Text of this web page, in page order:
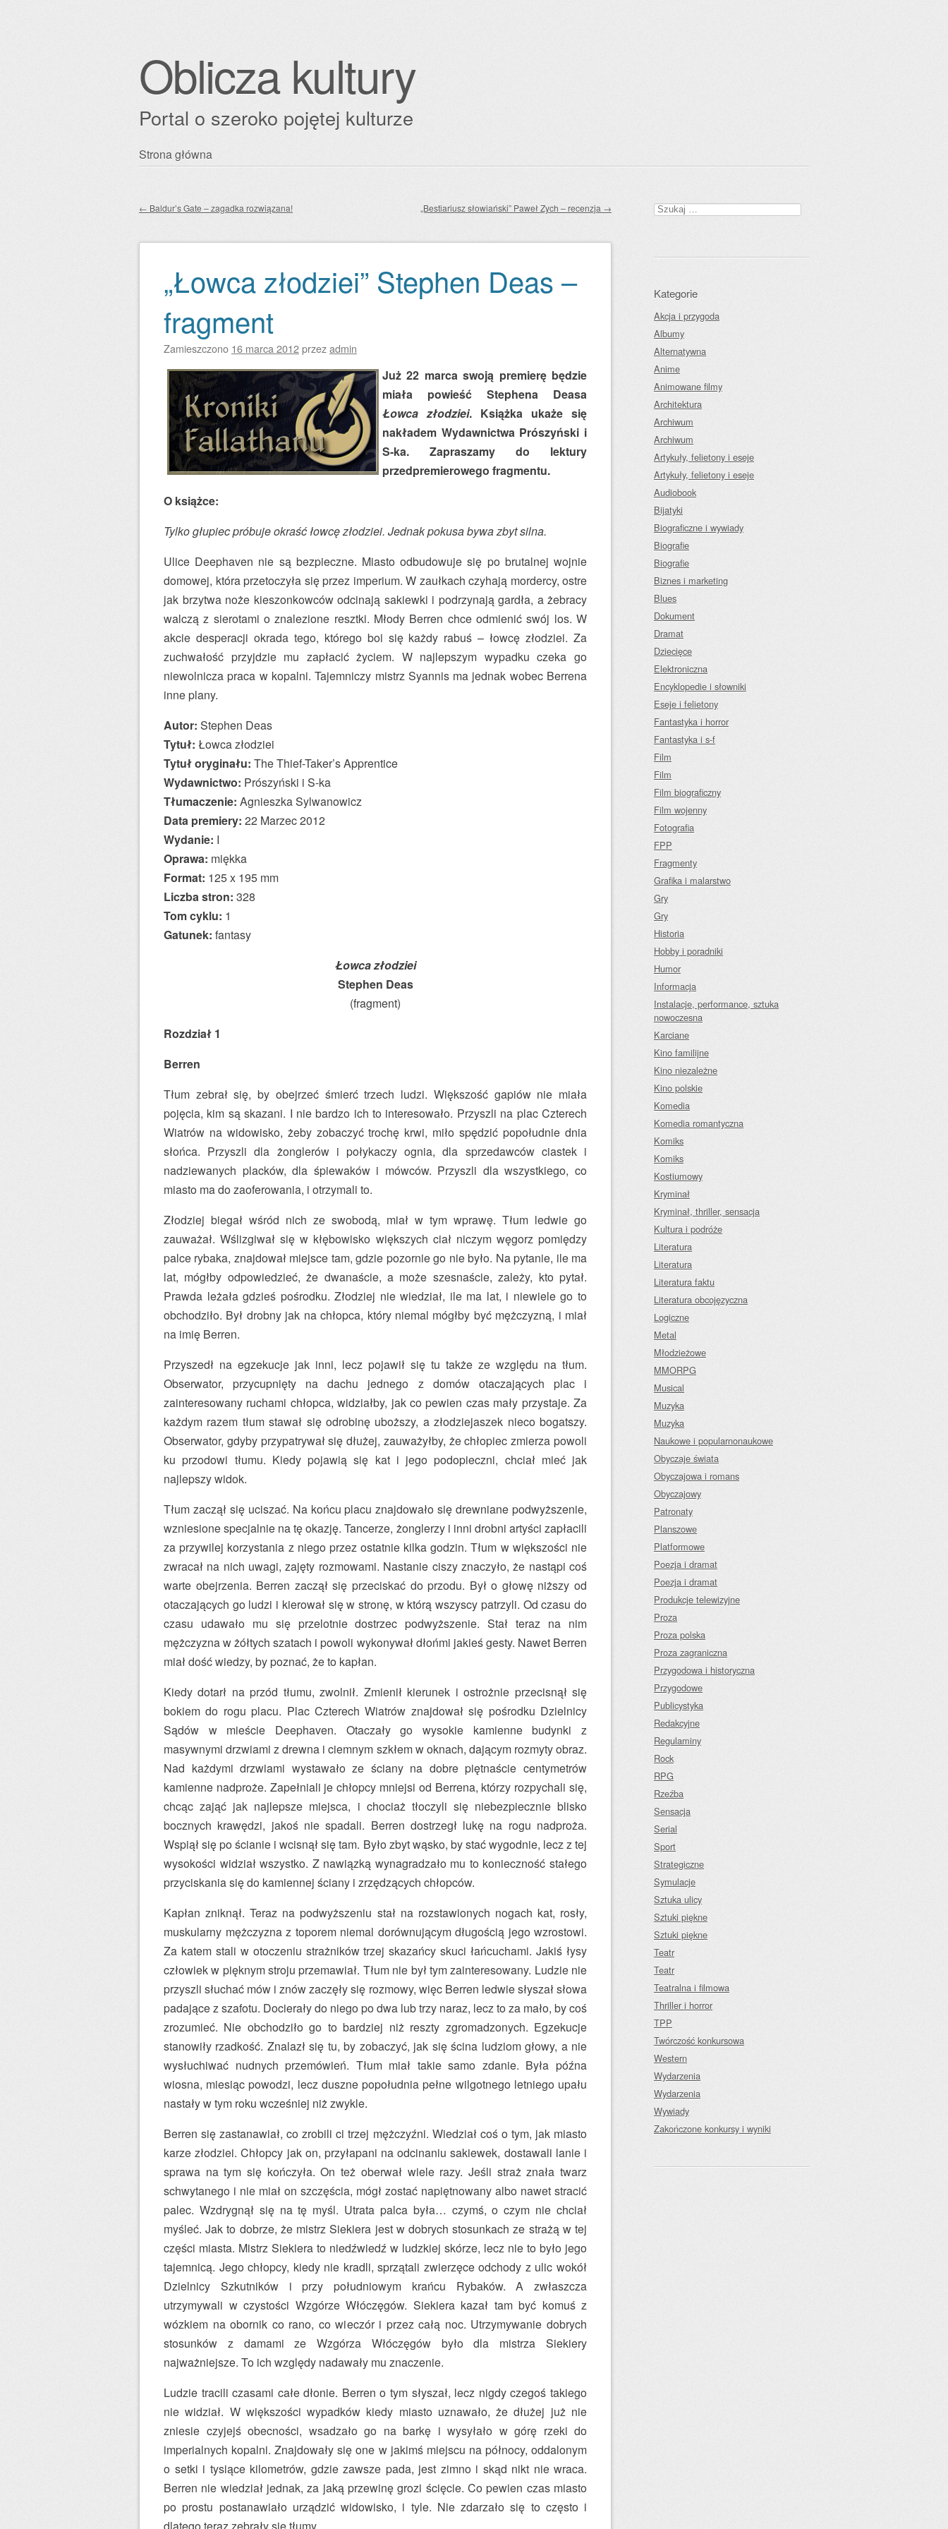
Oblicza kultury
Portal o szeroko pojętej kulturze
Przejdź
Strona główna
Zobacz wpisy
← Baldur’s Gate – zagadka rozwiązana! „Bestiariusz słowiański” Paweł Zych – recenzja →
„Łowca złodziei” Stephen Deas –
fragment
Zamieszczono 16 marca 2012przezadmin
Już 22 marca swoją premierę będzie
miała powieść Stephena Deasa
Łowca złodziei. Książka ukaże się
nakładem Wydawnictwa Prószyński i
S-ka. Zapraszamy do lektury
przedpremierowego fragmentu.
O książce:
Tylko głupiec próbuje okraść łowcę złodziei. Jednak pokusa bywa zbyt silna.
Ulice Deephaven nie są bezpieczne. Miasto odbudowuje się po brutalnej wojnie
domowej, która przetoczyła się przez imperium. W zaułkach czyhają mordercy, ostre
jak brzytwa noże kieszonkowców odcinają sakiewki i podrzynają gardła, a żebracy
walczą z sierotami o znalezione resztki. Młody Berren chce odmienić swój los. W
akcie desperacji okrada tego, którego boi się każdy rabuś – łowcę złodziei. Za
zuchwałość przyjdzie mu zapłacić życiem. W najlepszym wypadku czeka go
niewolnicza praca w kopalni. Tajemniczy mistrz Syannis ma jednak wobec Berrena
inne plany.
Autor: Stephen Deas
Tytuł: Łowca złodziei
Tytuł oryginału: The Thief-Taker’s Apprentice
Wydawnictwo: Prószyński i S-ka
Tłumaczenie: Agnieszka Sylwanowicz
Data premiery: 22 Marzec 2012
Wydanie: I
Oprawa: miękka
Format: 125 x 195 mm
Liczba stron: 328
Tom cyklu: 1
Gatunek: fantasy
Łowca złodziei
Stephen Deas
(fragment)
Rozdział 1
Berren
Tłum zebrał się, by obejrzeć śmierć trzech ludzi. Większość gapiów nie miała
pojęcia, kim są skazani. I nie bardzo ich to interesowało. Przyszli na plac Czterech
Wiatrów na widowisko, żeby zobaczyć trochę krwi, miło spędzić popołudnie dnia
słońca. Przyszli dla żonglerów i połykaczy ognia, dla sprzedawców ciastek i
nadziewanych placków, dla śpiewaków i mówców. Przyszli dla wszystkiego, co
miasto ma do zaoferowania, i otrzymali to.
Złodziej biegał wśród nich ze swobodą, miał w tym wprawę. Tłum ledwie go
zauważał. Wślizgiwał się w kłębowisko większych ciał niczym węgorz pomiędzy
palce rybaka, znajdował miejsce tam, gdzie pozornie go nie było. Na pytanie, ile ma
lat, mógłby odpowiedzieć, że dwanaście, a może szesnaście, zależy, kto pytał.
Prawda leżała gdzieś pośrodku. Złodziej nie wiedział, ile ma lat, i niewiele go to
obchodziło. Był drobny jak na chłopca, który niemal mógłby być mężczyzną, i miał
na imię Berren.
Przyszedł na egzekucje jak inni, lecz pojawił się tu także ze względu na tłum.
Obserwator, przycupnięty na dachu jednego z domów otaczających plac i
zainteresowany ruchami chłopca, widziałby, jak co pewien czas mały przystaje. Za
każdym razem tłum stawał się odrobinę uboższy, a złodziejaszek nieco bogatszy.
Obserwator, gdyby przypatrywał się dłużej, zauważyłby, że chłopiec zmierza powoli
ku przodowi tłumu. Kiedy pojawią się kat i jego podopieczni, chciał mieć jak
najlepszy widok.
Tłum zaczął się uciszać. Na końcu placu znajdowało się drewniane podwyższenie,
wzniesione specjalnie na tę okazję. Tancerze, żonglerzy i inni drobni artyści zapłacili
za przywilej korzystania z niego przez ostatnie kilka godzin. Tłum w większości nie
zwracał na nich uwagi, zajęty rozmowami. Nastanie ciszy znaczyło, że nastąpi coś
warte obejrzenia. Berren zaczął się przecis­kać do przodu. Był o głowę niższy od
otaczających go ludzi i kierował się w stronę, w którą wszyscy patrzyli. Od czasu do
czasu udawało mu się przelotnie dostrzec podwyższenie. Stał teraz na nim
mężczyzna w żółtych szatach i powoli wykonywał dłońmi jakieś gesty. Nawet Berren
miał dość wiedzy, by poznać, że to kapłan.
Kiedy dotarł na przód tłumu, zwolnił. Zmienił kierunek i ostrożnie przecisnął się
bokiem do rogu placu. Plac Czterech Wiatrów znajdował się pośrodku Dzielnicy
Sądów w mieście Deephaven. Otaczały go wysokie kamienne budynki z
masywnymi drzwiami z drewna i ciemnym szkłem w oknach, dającym rozmyty obraz.
Nad każdymi drzwiami wystawało ze ściany na dobre piętnaście centymetrów
kamienne nadproże. Zapełniali je chłopcy mniejsi od Berrena, którzy rozpychali się,
chcąc zająć jak najlepsze miejsca, i chociaż tłoczyli się niebezpiecznie blisko
bocznych krawędzi, jakoś nie spadali. Berren dostrzegł lukę na rogu nadproża.
Wspiął się po ścianie i wcisnął się tam. Było zbyt wąsko, by stać wygodnie, lecz z tej
wysokości widział wszystko. Z nawiązką wynagradzało mu to konieczność stałego
przyciskania się do kamiennej ściany i zrzędzących chłopców.
Kapłan zniknął. Teraz na podwyższeniu stał na rozstawionych nogach kat, rosły,
muskularny mężczyzna z toporem niemal dorównującym długością jego wzrostowi.
Za katem stali w otoczeniu strażników trzej skazańcy skuci łańcuchami. Jakiś łysy
człowiek w pięknym stroju przemawiał. Tłum nie był tym zainteresowany. Ludzie nie
przyszli słuchać mów i znów zaczęły się rozmowy, więc Berren ledwie słyszał słowa
padające z szafotu. Docierały do niego po dwa lub trzy naraz, lecz to za mało, by coś
zrozumieć. Nie obchodziło go to bardziej niż reszty zgromadzonych. Egzekucje
stanowiły rzadkość. Znalazł się tu, by zobaczyć, jak się ścina ludziom głowy, a nie
wysłuchiwać nudnych przemówień. Tłum miał takie samo zdanie. Była późna
wiosna, miesiąc powodzi, lecz duszne popołudnia pełne wilgotnego letniego upału
nastały w tym roku wcześniej niż zwykle.
Berren się zastanawiał, co zrobili ci trzej mężczyźni. Wiedział coś o tym, jak miasto
karze złodziei. Chłopcy jak on, przyłapani na odcinaniu sakiewek, dostawali lanie i
sprawa na tym się kończyła. On też oberwał wiele razy. Jeśli straż znała twarz
schwytanego i nie miał on szczęścia, mógł zostać napiętnowany albo nawet stracić
palec. Wzdrygnął się na tę myśl. Utrata palca była… czymś, o czym nie chciał
myśleć. Jak to dobrze, że mistrz Siekiera jest w dobrych stosunkach ze strażą w tej
części miasta. Mistrz Siekiera to niedźwiedź w ludzkiej skórze, lecz nie to było jego
tajemnicą. Jego chłopcy, kiedy nie kradli, sprzątali zwierzęce odchody z ulic wokół
Dzielnicy Szkutników i przy południowym krańcu Rybaków. A zwłaszcza
utrzymywali w czystości Wzgórze Włóczęgów. Siekiera kazał tam być komuś z
wózkiem na obornik co rano, co wieczór i przez całą noc. Utrzymywanie dobrych
stosunków z damami ze Wzgórza Włóczęgów było dla mistrza Siekiery
najważniejsze. To ich względy nadawały mu znaczenie.
Ludzie tracili czasami całe dłonie. Berren o tym słyszał, lecz nigdy czegoś takiego
nie widział. W większości wypadków kiedy miasto uznawało, że dłużej już nie
zniesie czyjejś obecności, wsadzało go na barkę i wysyłało w górę rzeki do
imperialnych kopalni. Znajdowały się one w jakimś miejscu na północy, oddalonym
o setki i tysiące kilometrów, gdzie zawsze pada, jest zimno i skąd nikt nie wraca.
Berren nie wiedział jednak, za jaką przewinę grozi ścięcie. Co pewien czas miasto
po prostu postanawiało urządzić widowisko, i tyle. Nie zdarzało się to często i
Szukaj:
Kategorie
Akcja i przygoda
Albumy
Alternatywna
Anime
Animowane filmy
Architektura
Archiwum
Archiwum
Artykuły, felietony i eseje
Artykuły, felietony i eseje
Audiobook
Bijatyki
Biograficzne i wywiady
Biografie
Biografie
Biznes i marketing
Blues
Dokument
Dramat
Dziecięce
Elektroniczna
Encyklopedie i słowniki
Eseje i felietony
Fantastyka i horror
Fantastyka i s-f
Film
Film
Film biograficzny
Film wojenny
Fotografia
FPP
Fragmenty
Grafika i malarstwo
Gry
Gry
Historia
Hobby i poradniki
Humor
Informacja
Instalacje, performance, sztuka
nowoczesna
Karciane
Kino familijne
Kino niezależne
Kino polskie
Komedia
Komedia romantyczna
Komiks
Komiks
Kostiumowy
Kryminał
Kryminał, thriller, sensacja
Kultura i podróże
Literatura
Literatura
Literatura faktu
Literatura obcojęzyczna
Logiczne
Metal
Młodzieżowe
MMORPG
Musical
Muzyka
Muzyka
Naukowe i popularnonaukowe
Obyczaje świata
Obyczajowa i romans
Obyczajowy
Patronaty
Planszowe
Platformowe
Poezja i dramat
Poezja i dramat
Produkcje telewizyjne
Proza
Proza polska
Proza zagraniczna
Przygodowa i historyczna
Przygodowe
Publicystyka
Redakcyjne
Regulaminy
Rock
RPG
Rzeźba
Sensacja
Serial
Sport
Strategiczne
Symulacje
Sztuka ulicy
Sztuki piękne
Sztuki piękne
Teatr
Teatr
Teatralna i filmowa
Thriller i horror
TPP
Twórczość konkursowa
Western
Wydarzenia
Wydarzenia
Wywiady
Zakończone konkursy i wyniki